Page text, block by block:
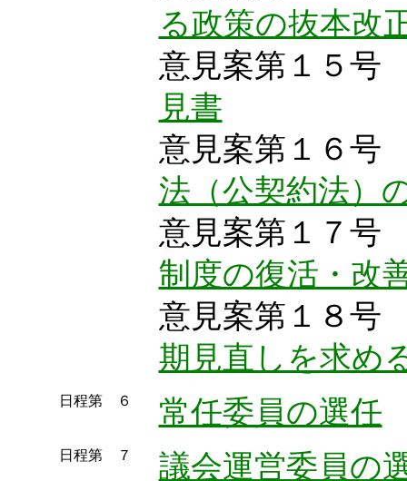
る政策の抜本改
意見案第１５
見書
意見案第１６
法（公契約法）
意見案第１７
制度の復活・改
意見案第１８
期見直しを求め
日程第 ６ 常任委員の選任
日程第 ７ 議会運営委員の